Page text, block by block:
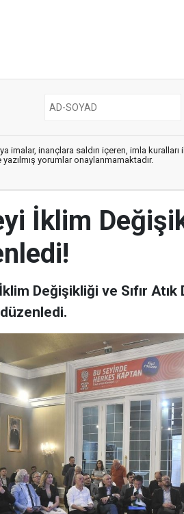
inançlara saldırı içeren, imla kuralları
yorumlar onaylanmamaktadır.
İklim
Değişikliği ve Sıfır Atık